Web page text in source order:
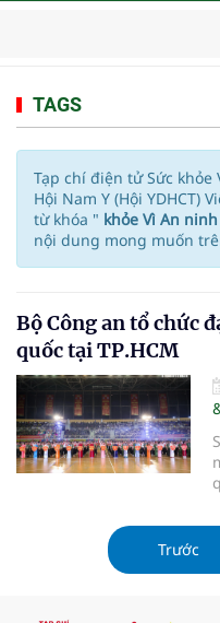
TAGS
Tạp chí điện tử Sức
Hội Nam Y (Hội YDHCT)
từ khóa " khỏe Vì An
nội dung mong muốn
Bộ Công an tổ chức
quốc tại TP.HCM
Trước